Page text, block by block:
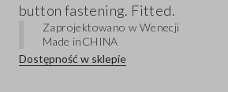
button fastening. Fitted.
Zaprojektowano w Wenecji
Made inCHINA
Dostępność w sklepie